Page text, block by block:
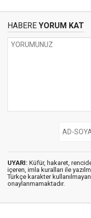
HABERE YORUM KAT
UYARI: Küfür, hakaret,
içeren, imla kuralları ile
Türkçe karakter
onaylanmamaktadır.